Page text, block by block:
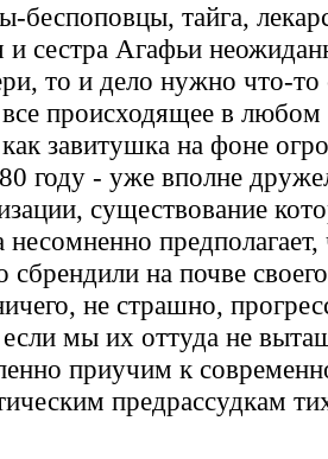
беспоповцы, тайга,
и сестра Агафьи
то и дело нужно что-то
происходящее в любом
завитушка на фоне
году - уже вполне
существование
несомненно
сбрендили на почве
не страшно,
мы их оттуда не
приучим к
предрассудкам